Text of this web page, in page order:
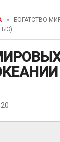
Май 16, 2022
защитить свой
» БОГАТСТВО